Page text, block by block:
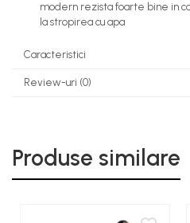
modern rezista foarte bine in
la stropirea cu apa
Caracteristici
Review-uri (0)
Produse similare